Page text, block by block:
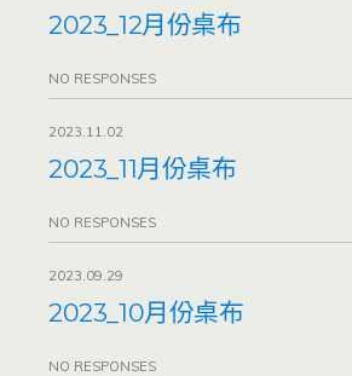
2023_12月份桌布
NO RESPONSES
2023.11.02
2023_11月份桌布
NO RESPONSES
2023.09.29
2023_10月份桌布
NO RESPONSES